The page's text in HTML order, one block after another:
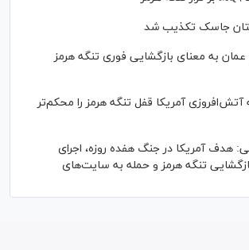
جاسک تکذیب شد
عمان به معنای بازگشایی فوری تنگه هرمز
آتش‌افروزی آمریکا قفل تنگه هرمز را محکم‌تر
هدف آمریکا در جنگ هفده روزه، اجرای
تنگه هرمز و حمله به سایت‌های